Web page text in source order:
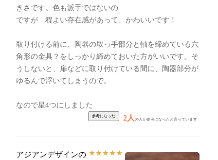
きさです。色も派手ではないの
ですが 程よい存在感があって、かわいいです！
取り付ける前に、陶器の取っ手部分と軸を締めている六
角形の金具？をしっかり締めておいた方がいいです。そ
うしないと、扉などに取り付けている間に、陶器部分が
ゆるんで浮いてしまうので。
なので星4つにしました
2人の人が参考になったと言っています
アジアンデザインの ★★★★★